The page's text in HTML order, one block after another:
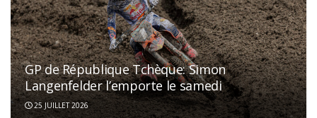
GP de République Tchèque: Simon
Langenfelder l’emporte le samedi
25 JUILLET 2026